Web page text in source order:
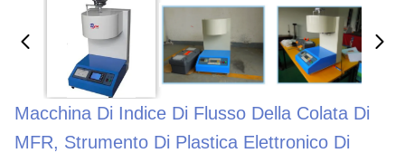
Macchina Di Indice Di Flusso Della Colata Di
MFR, Strumento Di Plastica Elettronico Di